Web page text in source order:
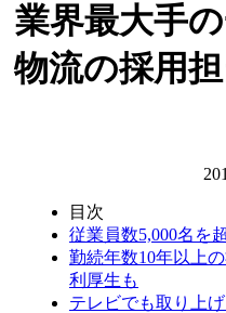
業界最大手
物流の採用
目次
従業員数5,000名を
勤続年数10年以上
利厚生も
テレビでも取り上